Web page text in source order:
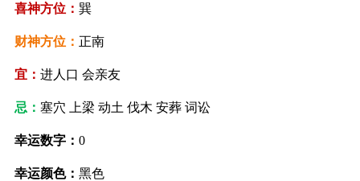
喜神方位： 巽
财神方位： 正南
宜： 进人口 会亲友
忌： 塞穴 上梁 动土 伐木 安葬 词讼
幸运数字： 0
幸运颜色： 黑色